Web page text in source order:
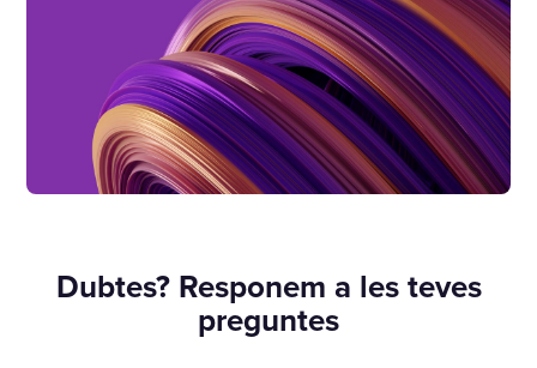
Dubtes? Responem a les teves
preguntes